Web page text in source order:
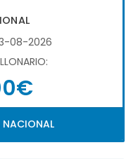
08-2026
NACIONAL